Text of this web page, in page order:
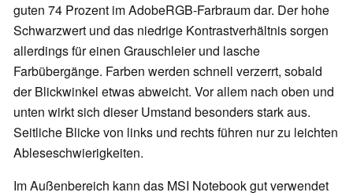
guten 74 Prozent im AdobeRGB-Farbraum dar. Der hohe
Schwarzwert und das niedrige Kontrastverhältnis sorgen
allerdings für einen Grauschleier und lasche
Farbübergänge. Farben werden schnell verzerrt, sobald
der Blickwinkel etwas abweicht. Vor allem nach oben und
unten wirkt sich dieser Umstand besonders stark aus.
Seitliche Blicke von links und rechts führen nur zu leichten
Ableseschwierigkeiten.
Im Außenbereich kann das MSI Notebook gut verwendet